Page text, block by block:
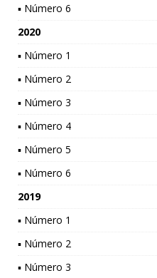
▪ Número 6
2020
▪ Número 1
▪ Número 2
▪ Número 3
▪ Número 4
▪ Número 5
▪ Número 6
2019
▪ Número 1
▪ Número 2
▪ Número 3